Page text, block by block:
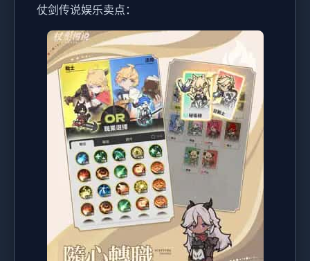
仗剑传说娱乐卖点：